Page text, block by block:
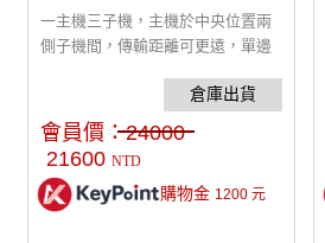
一主機三子機，主機於中央位置兩
側子機間，傳輸距離可更遠，單邊
事件發生，隨時群組通話，向上移
動麥克風臂靜音，向下移動麥克風
臂講話。 耳機是可折疊的 配有專用
硬殼提箱。
會員價：24000
21600 NTD
購物金 1200元